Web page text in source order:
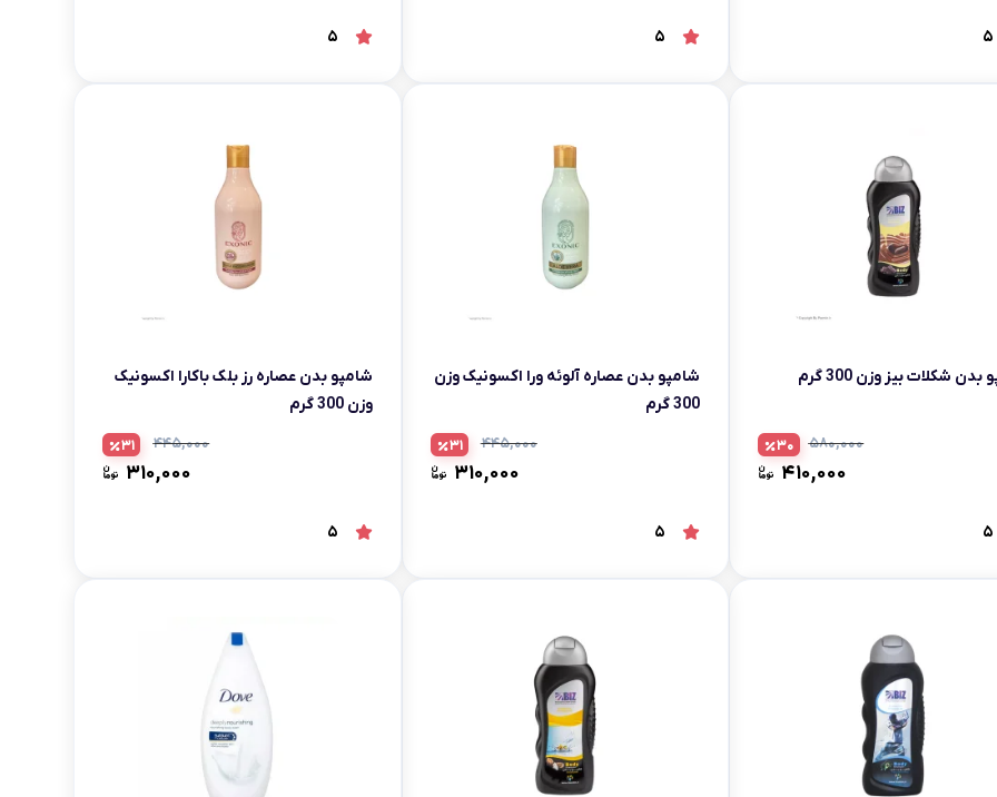
5
5
5
بدن شکلات بیز وزن 300 گرم
۵۸۰,۰۰۰
۴۱۰,۰۰۰
30
5
شامپو بدن عصاره آلوئه ورا اکسونیک وزن
300 گرم
۴۴۵,۰۰۰
۳۱۰,۰۰۰
31
5
شامپو بدن عصاره رز بلک باکارا اکسونیک
وزن 300 گرم
۴۴۵,۰۰۰
۳۱۰,۰۰۰
31
5